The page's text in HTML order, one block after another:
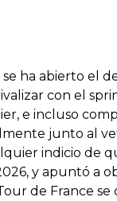
ha abierto el
con el
e incluso
junto al
indicio de
y apuntó a
de France se